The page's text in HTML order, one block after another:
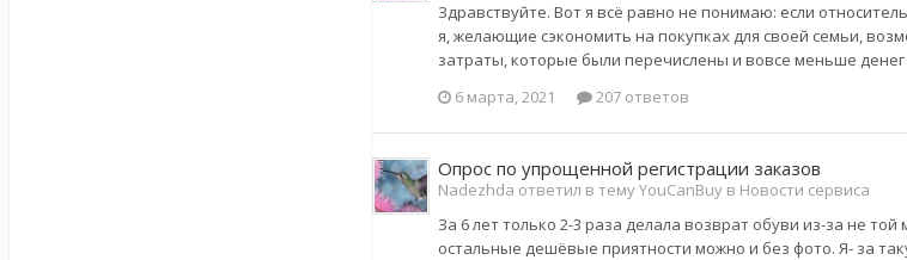
Здравствуйте. Вот я всё равно не понимаю: если
я, желающие сэкономить на покупках для своей семьи,
затраты, которые были перечислены и вовсе меньше денег
6 марта, 2021
207 ответов
Опрос по упрощенной регистрации заказов
Nadezhda ответил в тему YouCanBuy в Новости сервиса
За 6 лет только 2-3 раза делала возврат обуви из-за не
остальные дешёвые приятности можно и без фото. Я- за